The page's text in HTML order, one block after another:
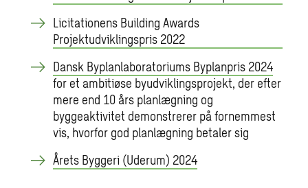
Licitationens Building Awards
Projektudviklingspris 2022
Dansk Byplanlaboratoriums Byplanpris 2024
for et ambitiøse byudviklingsprojekt, der efter
mere end 10 års planlægning og
byggeaktivitet demonstrerer på fornemmest
vis, hvorfor god planlægning betaler sig
Årets Byggeri (Uderum) 2024